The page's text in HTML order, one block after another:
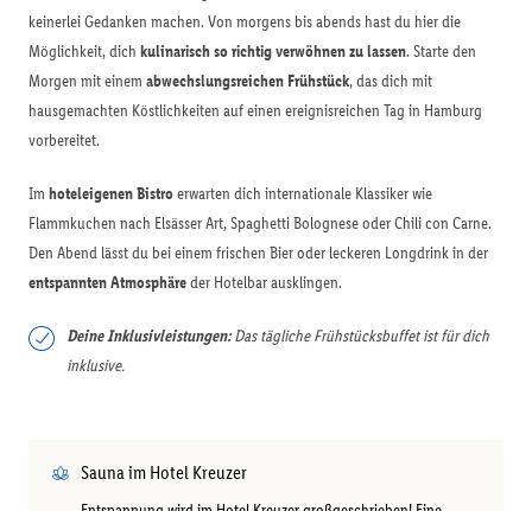
keinerlei Gedanken machen. Von morgens bis abends hast du hier die
Möglichkeit, dich kulinarisch so richtig verwöhnen zu lassen. Starte den
Morgen mit einem abwechslungsreichen Frühstück, das dich mit
hausgemachten Köstlichkeiten auf einen ereignisreichen Tag in Hamburg
vorbereitet.
Im hoteleigenen Bistro erwarten dich internationale Klassiker wie
Flammkuchen nach Elsässer Art, Spaghetti Bolognese oder Chili con Carne.
Den Abend lässt du bei einem frischen Bier oder leckeren Longdrink in der
entspannten Atmosphäreder Hotelbar ausklingen.
Deine Inklusivleistungen:Das tägliche Frühstücksbuffet ist für dich
inklusive.
Sauna im Hotel Kreuzer